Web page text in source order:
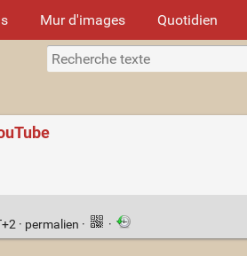
Mur d'images Quotidien
· permalien · ·